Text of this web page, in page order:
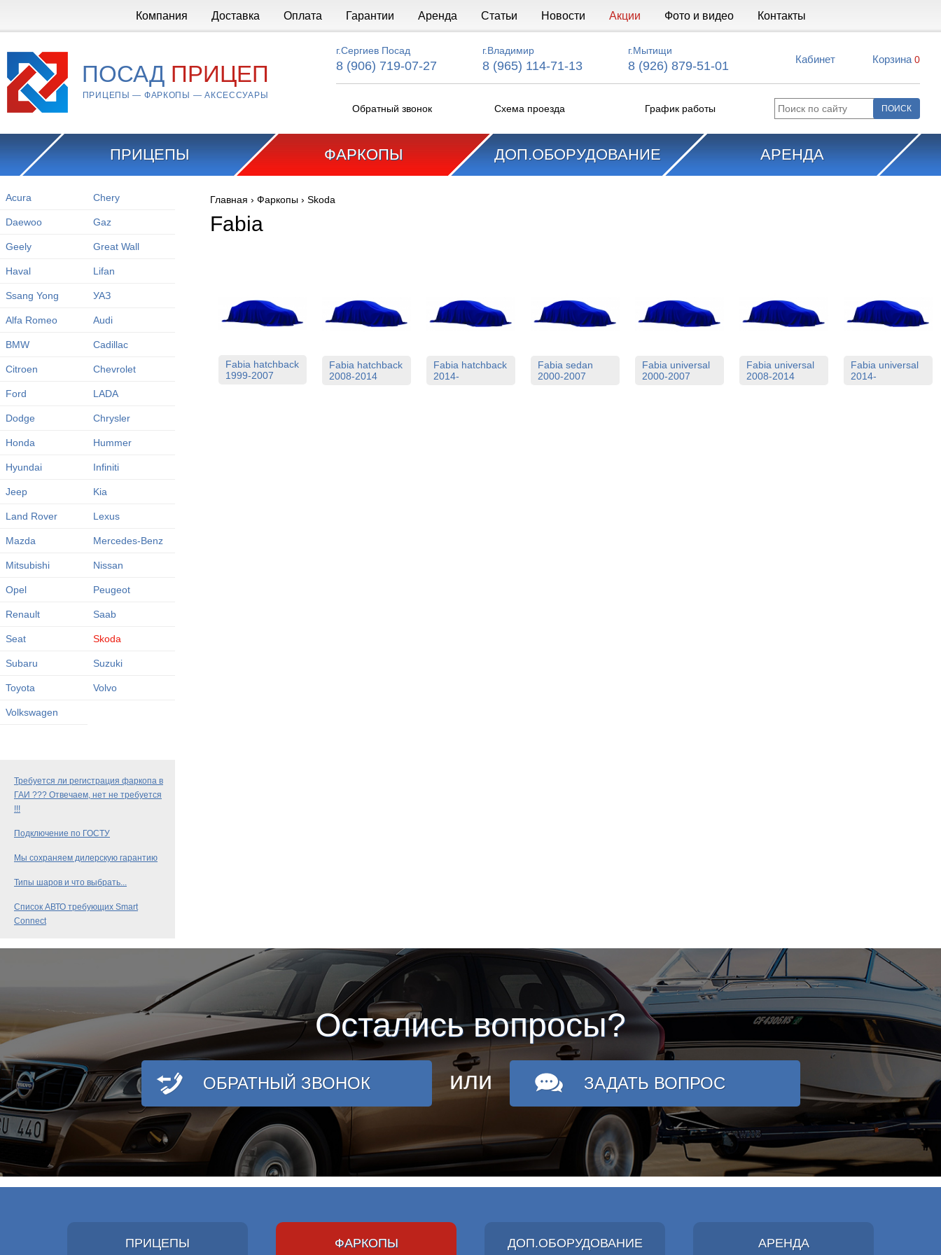
Компания Доставка Оплата Гарантии Аренда Статьи Новости Акции Фото и видео Контакты
ПОСАД ПРИЦЕП
ПРИЦЕПЫ — ФАРКОПЫ — АКСЕССУАРЫ
г.Сергиев Посад
8 (906) 719-07-27
г.Владимир
8 (965) 114-71-13
г.Мытищи
8 (926) 879-51-01 Кабинет Корзина 0
Обратный звонок Схема проезда График работы
ПРИЦЕПЫ ФАРКОПЫ ДОП.ОБОРУДОВАНИЕ АРЕНДА
Acura Chery
Daewoo Gaz
Geely Great Wall
Haval Lifan
Ssang Yong УАЗ
Alfa Romeo Audi
BMW Cadillac
Citroen Chevrolet
Ford LADA
Dodge Chrysler
Honda Hummer
Hyundai Infiniti
Jeep Kia
Land Rover Lexus
Mazda Mercedes-Benz
Mitsubishi Nissan
Opel Peugeot
Renault Saab
Seat Skoda
Subaru Suzuki
Toyota Volvo
Volkswagen
Требуется ли регистрация фаркопа в
ГАИ ??? Отвечаем, нет не требуется
!!!
Подключение по ГОСТУ
Мы сохраняем дилерскую гарантию
Типы шаров и что выбрать...
Список АВТО требующих Smart
Connect
Вы здесь
Главная › Фаркопы › Skoda
Fabia
Fabia hatchback
1999-2007
Fabia hatchback
2008-2014
Fabia hatchback
2014-
Fabia sedan
2000-2007
Fabia universal
2000-2007
Fabia universal
2008-2014
Fabia universal
2014-
Остались вопросы?
ОБРАТНЫЙ ЗВОНОК или ЗАДАТЬ ВОПРОС
ПРИЦЕПЫ ФАРКОПЫ ДОП.ОБОРУДОВАНИЕ АРЕНДА